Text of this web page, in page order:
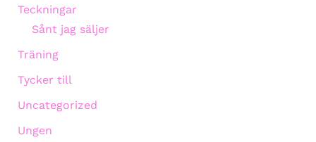
Teckningar
Sånt jag säljer
Träning
Tycker till
Uncategorized
Ungen